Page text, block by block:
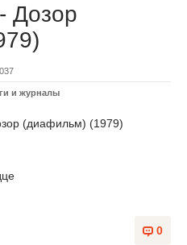
Дозор
и журналы
0